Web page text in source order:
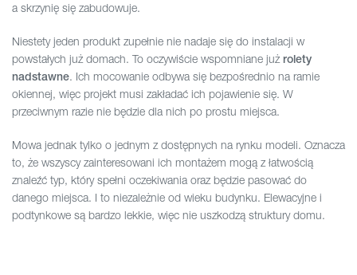
a skrzynię się zabudowuje.
Niestety jeden produkt zupełnie nie nadaje się do instalacji w
powstałych już domach. To oczywiście wspomniane już rolety
nadstawne. Ich mocowanie odbywa się bezpośrednio na ramie
okiennej, więc projekt musi zakładać ich pojawienie się. W
przeciwnym razie nie będzie dla nich po prostu miejsca.
Mowa jednak tylko o jednym z dostępnych na rynku modeli. Oznacza
to, że wszyscy zainteresowani ich montażem mogą z łatwością
znaleźć typ, który spełni oczekiwania oraz będzie pasować do
danego miejsca. I to niezależnie od wieku budynku. Elewacyjne i
podtynkowe są bardzo lekkie, więc nie uszkodzą struktury domu.